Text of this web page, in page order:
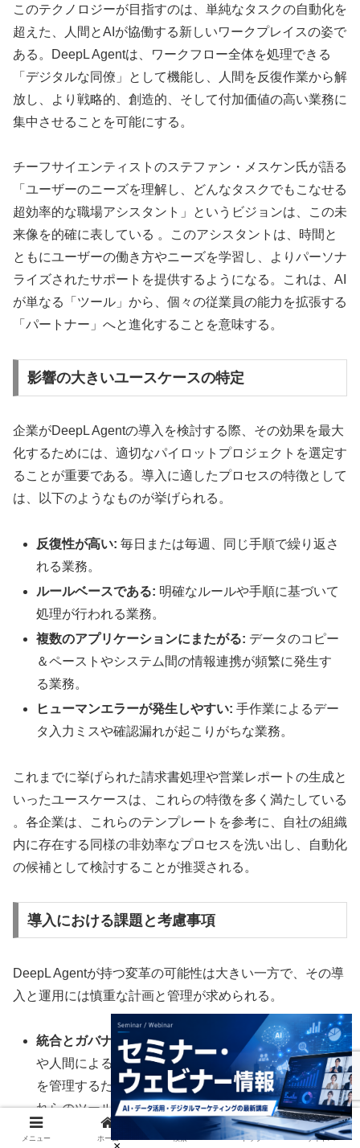
このテクノロジーが目指すのは、単純なタスクの自動化を
超えた、人間とAIが協働する新しいワークプレイスの姿で
ある。DeepL Agentは、ワークフロー全体を処理できる
「デジタルな同僚」として機能し、人間を反復作業から解
放し、より戦略的、創造的、そして付加価値の高い業務に
集中させることを可能にする。
チーフサイエンティストのステファン・メスケン氏が語る
「ユーザーのニーズを理解し、どんなタスクでもこなせる
超効率的な職場アシスタント」というビジョンは、この未
来像を的確に表している 。このアシスタントは、時間と
ともにユーザーの働き方やニーズを学習し、よりパーソナ
ライズされたサポートを提供するようになる。これは、AI
が単なる「ツール」から、個々の従業員の能力を拡張する
「パートナー」へと進化することを意味する。
影響の大きいユースケースの特定
企業がDeepL Agentの導入を検討する際、その効果を最大
化するためには、適切なパイロットプロジェクトを選定す
ることが重要である。導入に適したプロセスの特徴として
は、以下のようなものが挙げられる。
反復性が高い: 毎日または毎週、同じ手順で繰り返さ
れる業務。
ルールベースである: 明確なルールや手順に基づいて
処理が行われる業務。
複数のアプリケーションにまたがる: データのコピー
＆ペーストやシステム間の情報連携が頻繁に発生す
る業務。
ヒューマンエラーが発生しやすい: 手作業によるデー
タ入力ミスや確認漏れが起こりがちな業務。
これまでに挙げられた請求書処理や営業レポートの生成と
いったユースケースは、これらの特徴を多く満たしている
。各企業は、これらのテンプレートを参考に、自社の組織
内に存在する同様の非効率なプロセスを洗い出し、自動化
の候補として検討することが推奨される。
導入における課題と考慮事項
DeepL Agentが持つ変革の可能性は大きい一方で、その導
入と運用には慎重な計画と管理が求められる。
統合とガバナンス: DeepLが提供するタスク監視機能
や人間による検証（HITL）オプションは、AIの活動
を管理するための重要なツールである 。しかし、こ
れらのツールを効果的に活用するためには、社内でAI
エージェントの導入、運用、監督に関する明確なガ
メニュー ホーム 検索 トップ サイドバー